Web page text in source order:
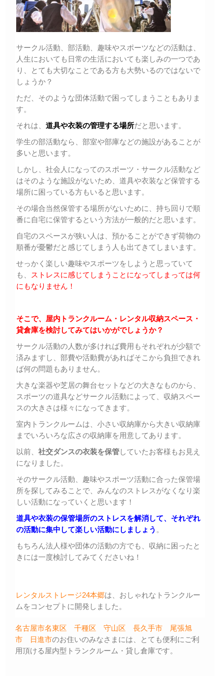
サークル活動、部活動、趣味やスポーツなどの活動は、
人生においても日常の生活においても楽しみの一つであ
り、とても大切なことである方も大勢いるのではないで
しょうか？
ただ、そのような団体活動で困ってしまうこともありま
す。
それは、 道具や衣装の管理する場所だと思います。
学生の部活動なら、部室や部庫などの施設があることが
多いと思います。
しかし、社会人になってのスポーツ・サークル活動など
はそのような施設がないため、道具や衣装など保管する
場所に困っている方もいると思います。
その場合当然保管する場所がないために、持ち回りで順
番に自宅に保管するという方法が一般的だと思います。
自宅のスペースが狭い人は、預かることができず荷物の
順番が憂鬱だと感じてしまう人も出てきてしまいます。
せっかく楽しい趣味やスポーツをしようと思っていて
も、
ストレスに感じてしまうことになってしまっては何
にもなりません！
そこで、屋内トランクルーム・レンタル収納スペース・
貸倉庫を検討してみてはいかがでしょうか？
サークル活動の人数が多ければ費用もそれぞれが少額で
済みますし、部費や活動費があればそこから負担できれ
ば何の問題もありません。
大きな楽器や芝居の舞台セットなどの大きなものから、
スポーツの道具などサークル活動によって、収納スペー
スの大きさは様々になってきます。
室内トランクルームは、小さい収納庫から大きい収納庫
までいろいろな広さの収納庫を用意してあります。
以前、 社交ダンスの衣装を保管していたお客様もお見え
になりました。
そのサークル活動、趣味やスポーツ活動に合った保管場
所を探してみることで、みんなのストレスがなくなり楽
しい活動になっていくと思います！
道具や衣装の保管場所のストレスを解消して、それぞれ
の活動に集中して楽しい活動にしましょう 。
もちろん法人様や団体の活動の方でも、収納に困ったと
きには一度検討してみてくださいね！
レンタルストレージ24本郷は、おしゃれなトランクルー
ムをコンセプトに開発しました。
名古屋市名東区 千種区 守山区 長久手市
尾張旭
市
日進市のお住いのみなさまには、とても便利にご利
用頂ける屋内型トランクルーム・貸し倉庫です。